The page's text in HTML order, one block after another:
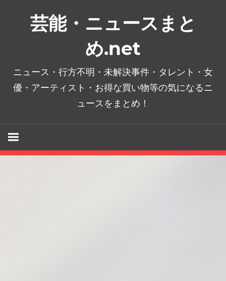
芸能・ニュースまと
め.net
ニュース・行方不明・未解決事件・タレント・女
優・アーティスト・お得な買い物等の気になるニ
ュースをまとめ！